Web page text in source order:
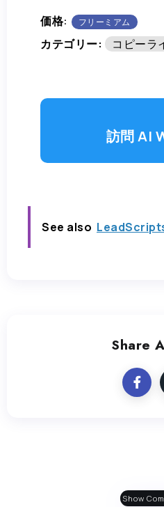
価格: フリーミアム
カテゴリー: コピーラ
訪問 AI
See also
Share
Show